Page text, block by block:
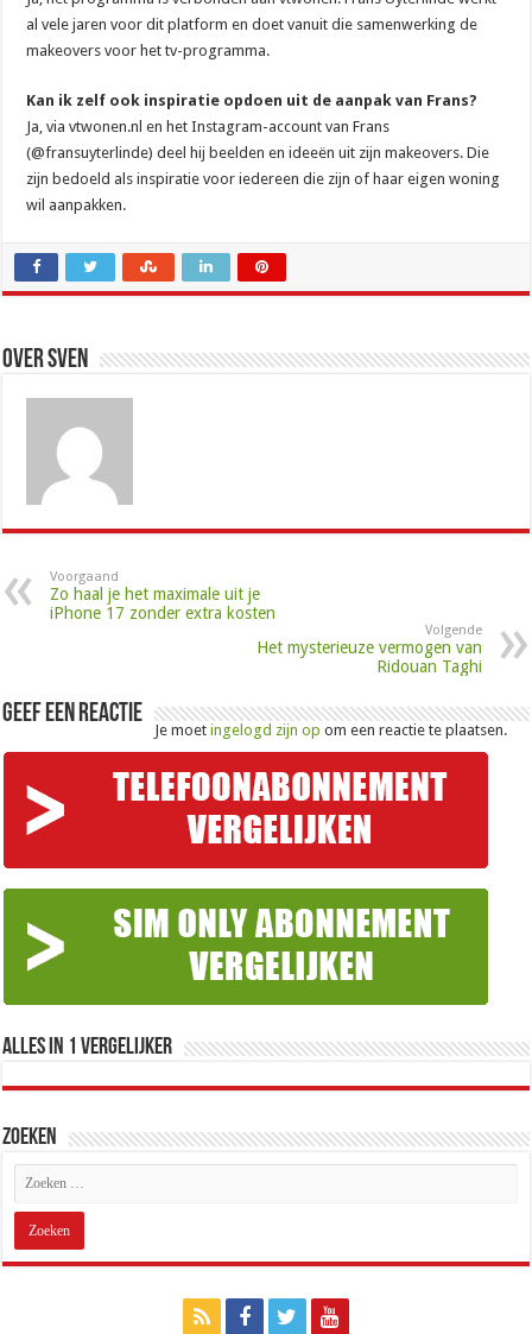
al vele jaren voor dit platform en doet vanuit die samenwerking de
makeovers voor het tv-programma.
Kan ik zelf ook inspiratie opdoen uit de aanpak van Frans?
Ja, via vtwonen.nl en het Instagram-account van Frans
(@fransuyterlinde) deel hij beelden en ideeën uit zijn makeovers. Die
zijn bedoeld als inspiratie voor iedereen die zijn of haar eigen woning
wil aanpakken.
Over Sven
Voorgaand
Zo haal je het maximale uit je
iPhone 17 zonder extra kosten
Volgende
Het mysterieuze vermogen van
Ridouan Taghi
Geef een reactie
Je moetingelogd zijn op om een reactie te plaatsen.
Alles in 1 Vergelijker
Zoeken